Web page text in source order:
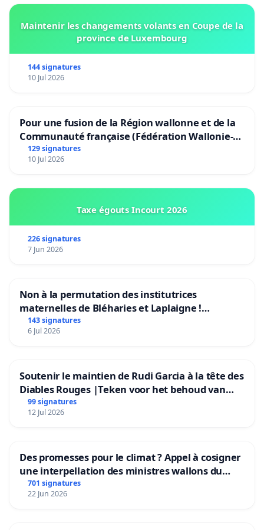
Maintenir les changements volants en Coupe de la
province de Luxembourg
144 signatures
10 Jul 2026
Pour une fusion de la Région wallonne et de la
Communauté française (Fédération Wallonie-
Bruxelles)
129 signatures
10 Jul 2026
Taxe égouts Incourt 2026
226 signatures
7 Jun 2026
Non à la permutation des institutrices
maternelles de Bléharies et Laplaigne !
Préservons la stabilité de nos enfants.
143 signatures
6 Jul 2026
Soutenir le maintien de Rudi Garcia à la tête des
Diables Rouges |Teken voor het behoud van
Rudi Garcia als bondscoach
99 signatures
12 Jul 2026
Des promesses pour le climat ? Appel à cosigner
une interpellation des ministres wallons du
climat et de l’environnement.
701 signatures
22 Jun 2026